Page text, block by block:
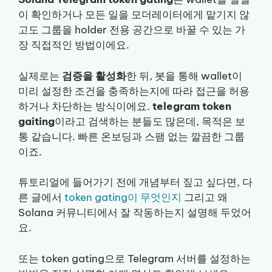
이 확인하거나 모든 일을 모더레이터에게 맡기지 않
고도 그룹을 holder 전용 공간으로 바꿀 수 있는 가
장 직접적인 방법이에요.
실제로는 검증을 활성화한 뒤, 봇을 통해 wallet이
미리 설정한 조건을 충족하는지에 따라 접근을 허용
하거나 차단하는 방식이에요. telegram token
gaiting이라고 검색하는 분들도 많은데, 목적은 보
통 같습니다. 빠른 온보딩과 스팸 없는 깔끔한 그룹
이죠.
튜토리얼에 들어가기 전에 개념부터 짚고 싶다면, 다
른 글에서 token gating이 무엇인지 그리고 왜
Solana 커뮤니티에서 잘 작동하는지 설명해 두었어
요.
또는 token gating으로 Telegram 서버를 설정하는